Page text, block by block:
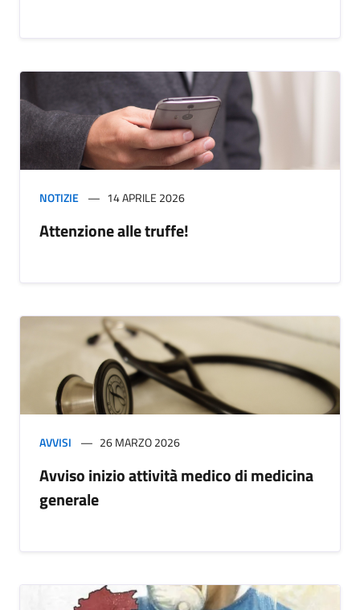
NOTIZIE 14 APRILE 2026
Attenzione alle truffe!
AVVISI 26 MARZO 2026
Avviso inizio attività medico di medicina
generale